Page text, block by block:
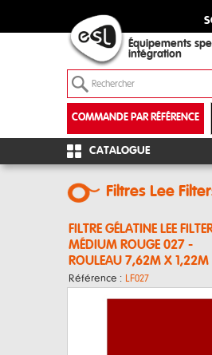
Équipements
intégration
COMMANDE PAR RÉFÉRENCE
CATALOGUE
Filtres Lee
FILTRE GÉLATINE LEE
MÉDIUM ROUGE 027 -
ROULEAU 7,62M X 1,22M
Référence : LF027